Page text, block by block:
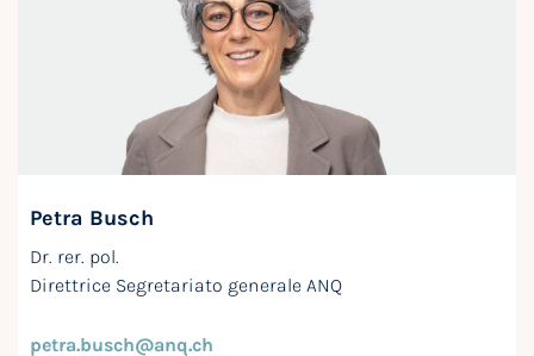
Petra Busch
Dr. rer. pol.
Direttrice Segretariato generale ANQ
petra.busch@anq.ch